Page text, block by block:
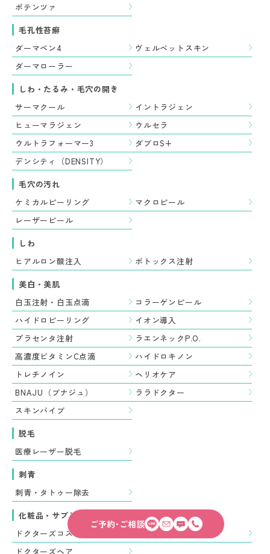
ポテンツァ
毛孔性苔癬
ダーマペン4
ヴェルベットスキン
ダーマローラー
しわ・たるみ・毛穴の開き
サーマクール
イントラジェン
ヒューマラジェン
ウルセラ
ウルトラフォーマー3
ダブロS+
デンシティ（DENSITY）
毛穴の汚れ
ケミカルピーリング
マクロピール
レーザーピール
しわ
ヒアルロン酸注入
ボトックス注射
美白・美肌
白玉注射・白玉点滴
コラーゲンピール
ハイドロピーリング
イオン導入
プラセンタ注射
ラエンネックP.O.
高濃度ビタミンC点滴
ハイドロキノン
トレチノイン
ヘリオケア
BNAJU（ブナジュ）
ララドクター
スキンバイブ
脱毛
医療レーザー脱毛
刺青
刺青・タトゥー除去
化粧品・サプリメント・育毛
ドクターズコスメ
女性の育毛治療
ドクターズヘア
ご予約･ご相談